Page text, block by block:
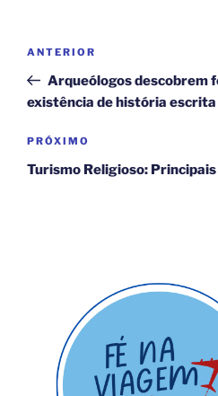
Post
Post
anterior
ANTERIOR
Arqueólogos descobrem
existência de história escrita
Próximo
post
PRÓXIMO
Turismo Religioso: